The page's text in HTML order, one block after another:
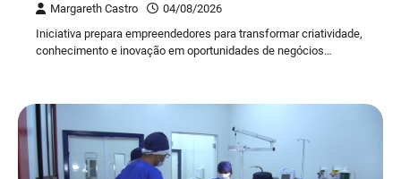
Margareth Castro
04/08/2026
Iniciativa prepara empreendedores para transformar criatividade,
conhecimento e inovação em oportunidades de negócios…